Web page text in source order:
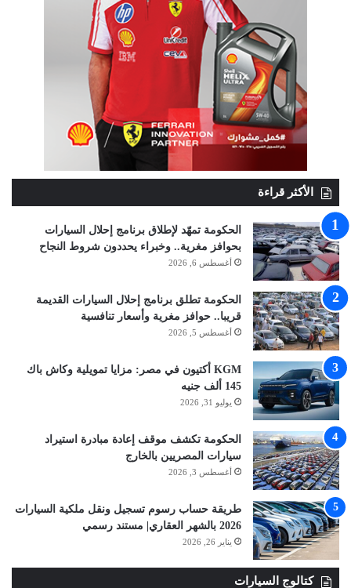
الأكثر قراءة
الحكومة تمهّد لإطلاق برنامج إحلال السيارات
بحوافز مغرية.. وخبراء يحددون شروط النجاح
أغسطس 6, 2026
الحكومة تطلق برنامج إحلال السيارات القديمة
قريبا.. حوافز مغرية وأسعار تنافسية
أغسطس 5, 2026
KGM أكتيون في مصر: مزايا تمويلية وكاش باك
145 ألف جنيه
يوليو 31, 2026
الحكومة تكشف موقف إعادة مبادرة استيراد
سيارات المصريين بالخارج
أغسطس 3, 2026
طريقة حساب رسوم تسجيل ونقل ملكية السيارات
2026 بالشهر العقاري| مستند رسمي
يناير 26, 2026
كتالوج السيارات